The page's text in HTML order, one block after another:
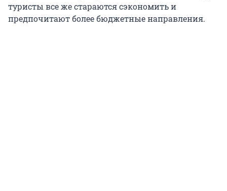
туристы все же стараются сэкономить и
предпочитают более бюджетные направления.